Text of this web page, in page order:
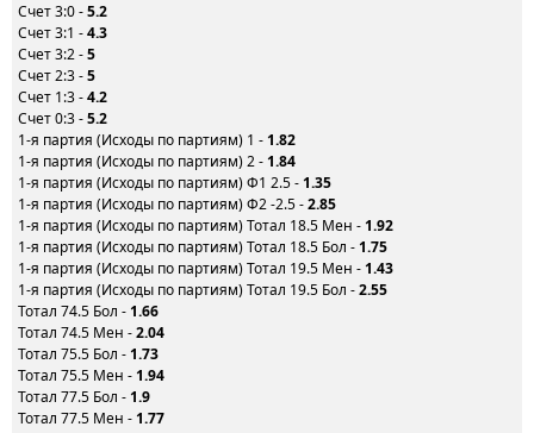
Счет 3:0 -5.2
Счет 3:1 -4.3
Счет 3:2 -5
Счет 2:3 -5
Счет 1:3 -4.2
Счет 0:3 -5.2
1-я партия (Исходы по партиям) 1 - 1.82
1-я партия (Исходы по партиям) 2 - 1.84
1-я партия (Исходы по партиям) Ф1 2.5 - 1.35
1-я партия (Исходы по партиям) Ф2 -2.5 -2.85
1-я партия (Исходы по партиям) Тотал 18.5 Мен - 1.92
1-я партия (Исходы по партиям) Тотал 18.5 Бол - 1.75
1-я партия (Исходы по партиям) Тотал 19.5 Мен - 1.43
1-я партия (Исходы по партиям) Тотал 19.5 Бол -2.55
Тотал 74.5 Бол - 1.66
Тотал 74.5 Мен -2.04
Тотал 75.5 Бол - 1.73
Тотал 75.5 Мен - 1.94
Тотал 77.5 Бол - 1.9
Тотал 77.5 Мен - 1.77